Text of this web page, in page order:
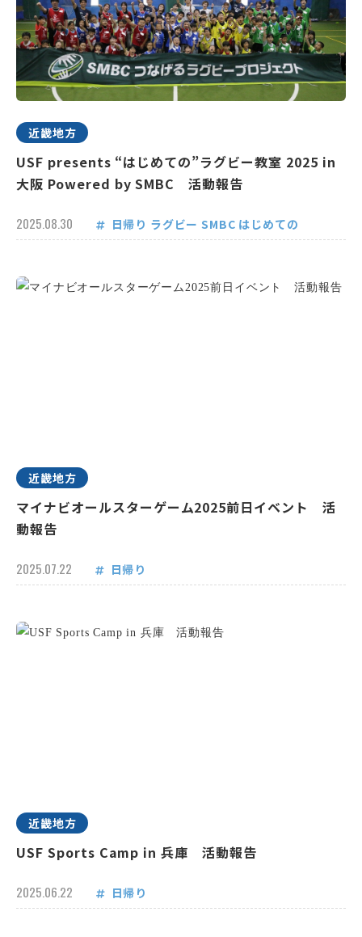
近畿地方
USF presents “はじめての”ラグビー教室 2025 in
大阪 Powered by SMBC 活動報告
2025.08.30 日帰り ラグビー SMBC はじめての
近畿地方
マイナビオールスターゲーム2025前日イベント 活
動報告
2025.07.22 日帰り
近畿地方
USF Sports Camp in 兵庫 活動報告
2025.06.22 日帰り